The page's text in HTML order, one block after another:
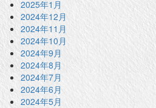
2025年1月
2024年12月
2024年11月
2024年10月
2024年9月
2024年8月
2024年7月
2024年6月
2024年5月